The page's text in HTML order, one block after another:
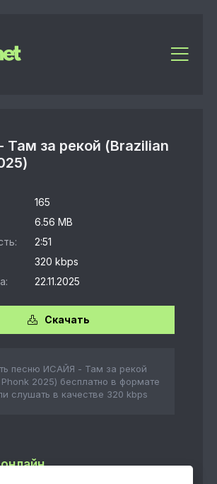
Там за рекой (Brazilian
165
6.56 MB
2:51
320 kbps
22.11.2025
Скачать
песню ИСАЙЯ - Там за рекой
2025) бесплатно в формате
слушать в качестве 320 kbps